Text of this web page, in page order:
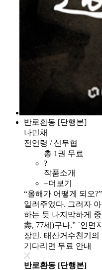
반로환동 [단행본]
나민채
전연령 / 신무협
총 1권 무료
?
작품소개
+더보기
“올해가 어떻게 되오
일러주었다. 그러자
하는 듯 나지막하게
壽, 77세)구나.” `인면
장민. 태산거수천기
기다리면 무료 안내
반로환동 [단행본]